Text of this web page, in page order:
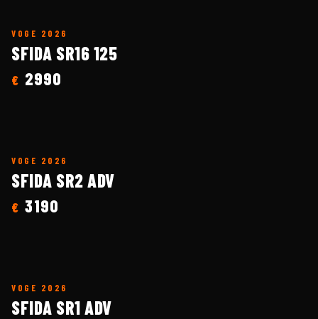
VOGE 2026
SFIDA SR16 125
€ 2990
VOGE 2026
SFIDA SR2 ADV
€ 3190
VOGE 2026
SFIDA SR1 ADV